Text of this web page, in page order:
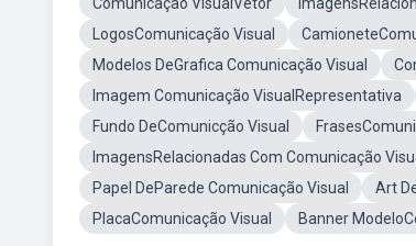
LogosComunicação Visual
Modelos DeGrafica Comunicação Visual
Imagem Comunicação VisualRepresentativa
Fundo DeComunicção Visual
ImagensRelacionadas Com Comunicação
Papel DeParede Comunicação Visual
Art
PlacaComunicação Visual
Banner